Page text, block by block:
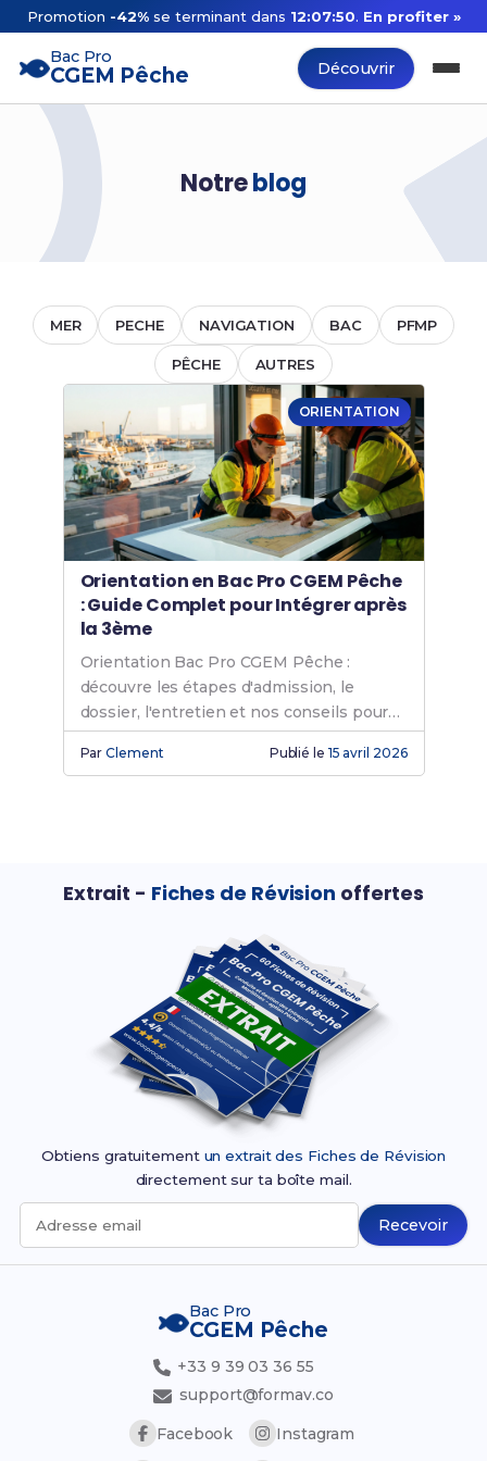
Promotion -42%se terminant dans 12:07:50. En profiter »
Bac Pro
CGEM Pêche Découvrir
Notreblog
MER PECHE NAVIGATION BAC PFMP
PÊCHE AUTRES
ORIENTATION
Orientation en Bac Pro CGEM Pêche
: Guide Complet pour Intégrer après
la 3ème
Orientation Bac Pro CGEM Pêche :
découvre les étapes d'admission, le
dossier, l'entretien et nos conseils pour
réussir après la 3ème.
ParClement Publié le 15 avril 2026
Extrait - Fiches de Révision offertes
Obtiens gratuitement un extrait des Fiches de Révision
directement sur ta boîte mail.
Adresse email Recevoir
Bac Pro
CGEM Pêche
+33 9 39 03 36 55
support@formav.co
Facebook
Instagram